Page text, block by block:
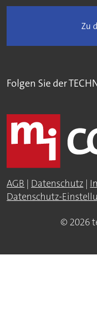
Zu
Folgen Sie der
AGB | Datenschutz |
Datenschutz-
© 2026